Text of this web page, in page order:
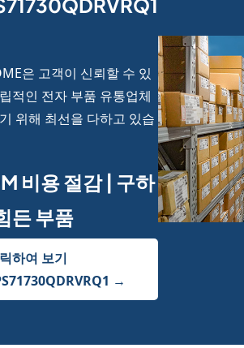
은 고객이 신뢰할 수 있
적인 전자 부품 유통업체
위해 최선을 다하고 있습
비용 절감 | 구하
든 부품
하여 보기
→